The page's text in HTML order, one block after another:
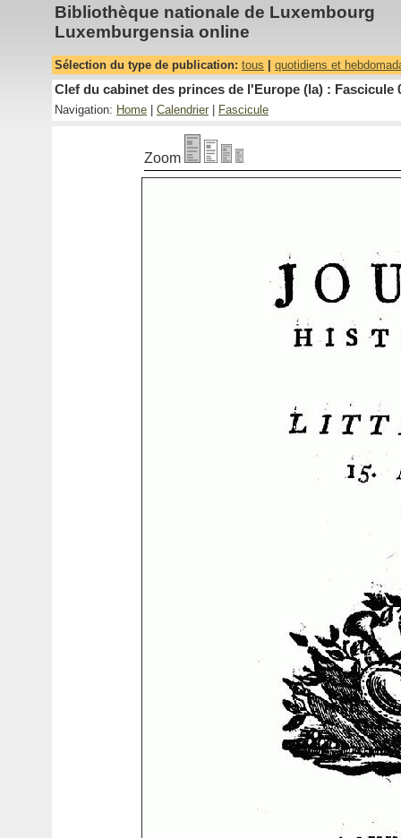
Bibliothèque nationale de Luxembourg
Luxemburgensia online
Sélection du type de publication: tous quotidiens et
Clef du cabinet des princes de l'Europe (la) : Fascicule
Navigation: Home Calendrier Fascicule
Zoom